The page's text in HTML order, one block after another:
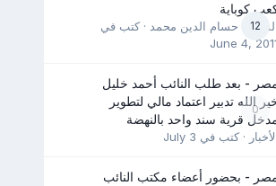
12
كوباية
حسام الدين محمد · كتب في
June 4,
0
- بعد طلب النائب أحمد خليل
الله تدبير اعتماد مالي لتطوير
قرية سند واحد بالنهضة
· كتب في July 3
- بحضور أعضاء مكتب النائب